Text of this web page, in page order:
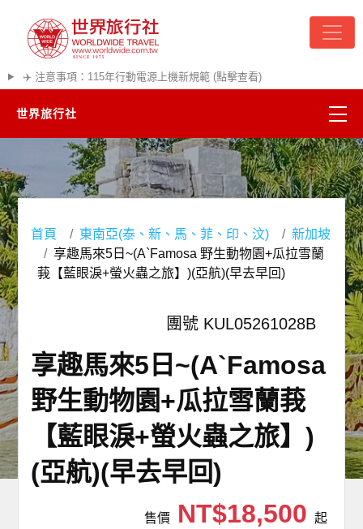
✈️ 注意事項：115年行動電源上機新規範 (點擊查看)
世界旅行社
精彩越南
熱門韓國
超夯日本
悠遊美加
遊輪河輪
世界臻旅
中東非洲
歐洲之旅
首頁 東南亞(泰、新、馬、菲、印、汶)
新加坡
享趣馬來5日~(A`Famosa 野生動物園+瓜拉雪蘭
莪【藍眼淚+螢火蟲之旅】)(亞航)(早去早回)
團號 KUL05261028B
享趣馬來5日~(A`Famosa
野生動物園+瓜拉雪蘭莪
【藍眼淚+螢火蟲之旅】)
(亞航)(早去早回)
售價NT$18,500 起